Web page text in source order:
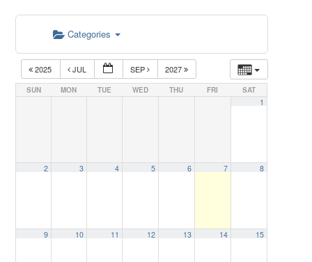
Categories
2025 JUL SEP 2027
SUN MON TUE WED THU FRI SAT
1
2 3 4 5 6 7 8
9 10 11 12 13 14 15